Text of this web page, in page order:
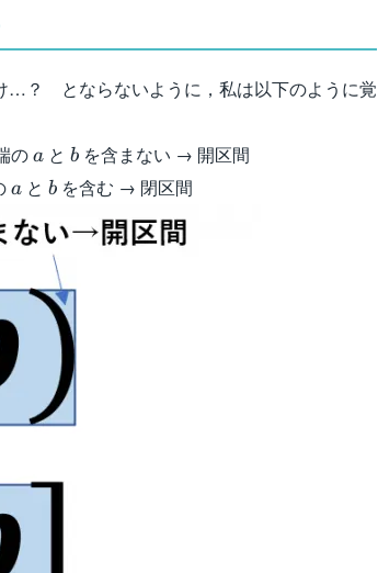
…？ とならないように，私は以下のように覚
のa
a とb
b を含まない → 開区間
a
a とb
b を含む → 閉区間